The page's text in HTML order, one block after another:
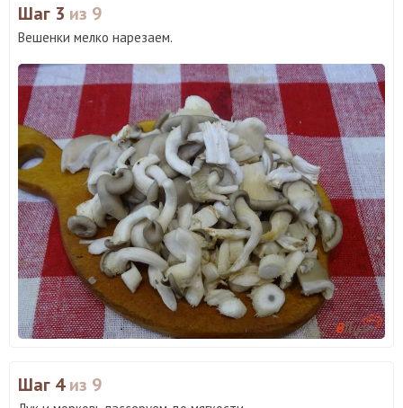
Шаг 3 из 9
Вешенки мелко нарезаем.
Шаг 4из 9